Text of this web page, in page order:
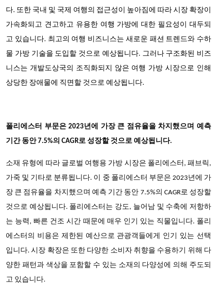
다. 또한 국내 및 국제 여행의 접근성이 높아짐에 따라 시장 확장이
가속화되고 견고하고 유용한 여행 가방에 대한 필요성이 대두되
고 있습니다. 최고의 여행 비즈니스는 새로운 패션 트렌드와 수하
물 가방 기술을 도입할 것으로 예상됩니다. 그러나 구조화된 비즈
니스는 개발도상국의 조직화되지 않은 여행 가방 시장으로 인해
상당한 장애물에 직면할 것으로 예상됩니다.
폴리에스터 부문은 2023년에 가장 큰 점유율을 차지했으며 예측
기간 동안 7.5%의 CAGR로 성장할 것으로 예상됩니다.
소재 유형에 따라 글로벌 여행용 가방 시장은 폴리에스터, 패브릭,
가죽 및 기타로 분류됩니다. 이 중 폴리에스터 부문은 2023년에 가
장 큰 점유율을 차지했으며 예측 기간 동안 7.5%의 CAGR로 성장할
것으로 예상됩니다. 폴리에스터는 강도, 늘어남 및 수축에 저항하
는 능력, 빠른 건조 시간 때문에 매우 인기 있는 직물입니다. 폴리
에스터의 비용은 제한된 예산으로 관광객들에게 인기 있는 선택
입니다. 시장 확장은 또한 다양한 소비자 취향을 수용하기 위해 다
양한 패턴과 색상을 포함할 수 있는 소재의 다양성에 의해 주도되
고 있습니다.